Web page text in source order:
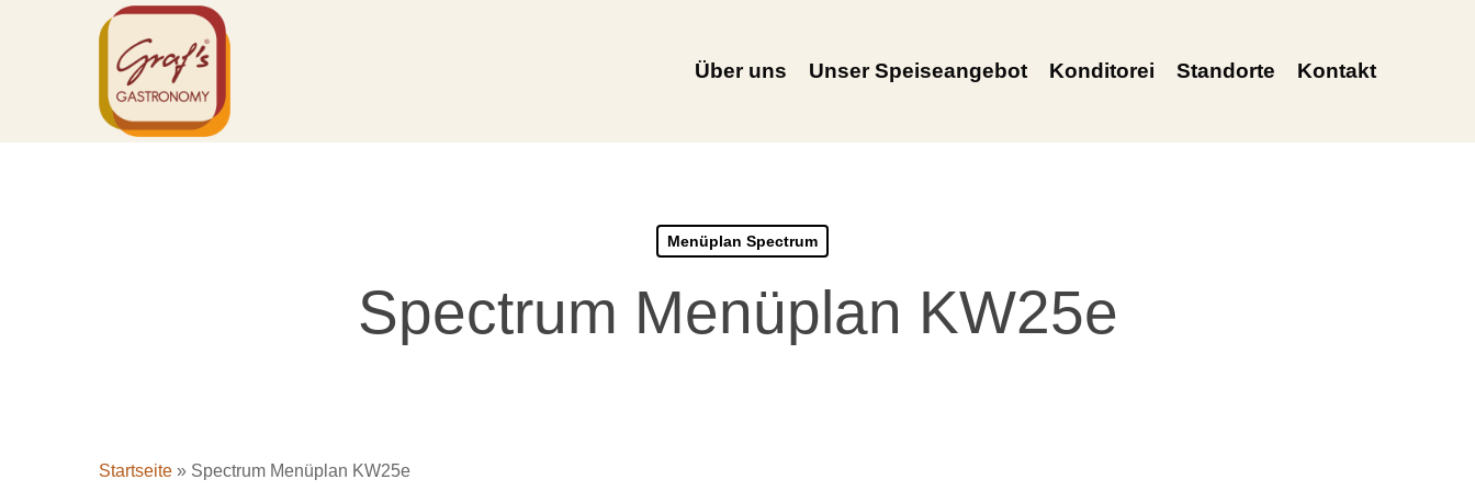
Über uns Unser Speiseangebot Konditorei Standorte Kontakt
Menüplan Spectrum
Spectrum Menüplan KW25e
Startseite » Spectrum Menüplan KW25e